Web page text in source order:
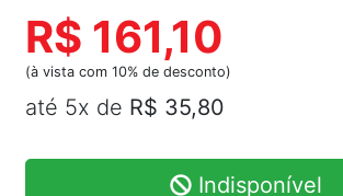
R$ 161,10
(à vista com 10% de desconto)
até 5x de R$ 35,80
Indisponível